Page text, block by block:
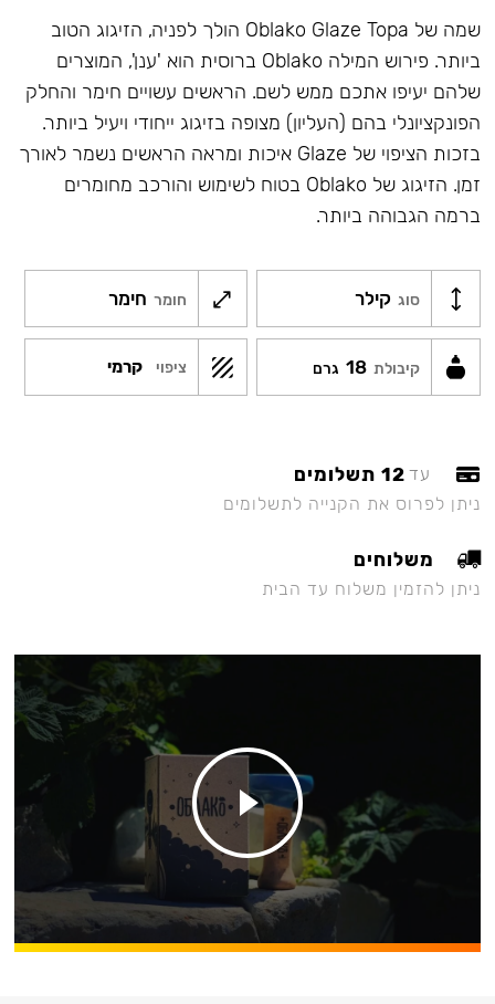
שמה של Oblako Glaze Topa הולך לפניה, הזיגוג הטוב
ביותר. פירוש המילה Oblako ברוסית הוא 'ענן', המוצרים
שלהם יעיפו אתכם ממש לשם. הראשים עשויים חימר והחלק
הפונקציונלי בהם (העליון) מצופה בזיגוג ייחודי ויעיל ביותר.
בזכות הציפוי של Glaze איכות ומראה הראשים נשמר לאורך
זמן. הזיגוג של Oblako בטוח לשימוש והורכב מחומרים
ברמה הגבוהה ביותר.
סוג קילר חומר חימר
קיבולת 18 גרם ציפוי קרמי
עד 12 תשלומים
ניתן לפרוס את הקנייה לתשלומים
משלוחים
ניתן להזמין משלוח עד הבית